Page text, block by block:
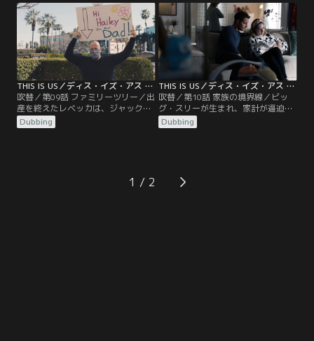
いた。一方、若いケヴィンはジャッ
クとアメフト合宿へ。ジャックたち
の期待が重荷だったケヴィンは、監
督からは罵られているとジャックに
告白する。
寂しいと打ち明ける。一方、ケヴィ
ンが不在な中、マディソンの陣痛が
始まる。その頃、エリーもケイトの
立ち会いのもと女の子の出産を迎え
ることに。
THIS IS US／ディス・イズ・アス シーズン5 第09話／吹替
吹替／第09話 ファミリーツリー／出
産を終えたレベッカは、ジャックと
一緒に病院から帰路につく。途中あ
おり運転のドライバーとケンカしそ
だった。一方、双子の世話で疲れ始
めていたケヴィンは、しつこいパパ
Dubbing
THIS IS US／ディス・イズ・アス シーズン5 第10話／吹替
吹替／第10話 家族の境界線／ビッ
グ・スリーが生まれ、家計が逼迫す
るピアソン家。ジャックは上司たち
とのディナーに参加して昇進を狙う
って来た母親の批判的なまなざしに
居心地が悪く、完璧な夕食で見返そ
Dubbing
1